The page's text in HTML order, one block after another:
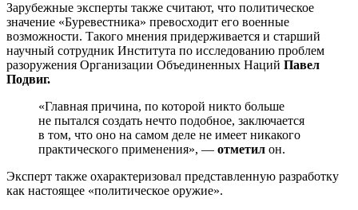
Зарубежные эксперты также считают, что политическое
значение «Буревестника» превосходит его военные
возможности. Такого мнения придерживается и старший
научный сотрудник Института по исследованию проблем
разоружения Организации Объединенных Наций Павел
Подвиг.
«Главная причина, по которой никто больше
не пытался создать нечто подобное, заключается
в том, что оно на самом деле не имеет никакого
практического применения», — отметил он.
Эксперт также охарактеризовал представленную разработку
как настоящее «политическое оружие».